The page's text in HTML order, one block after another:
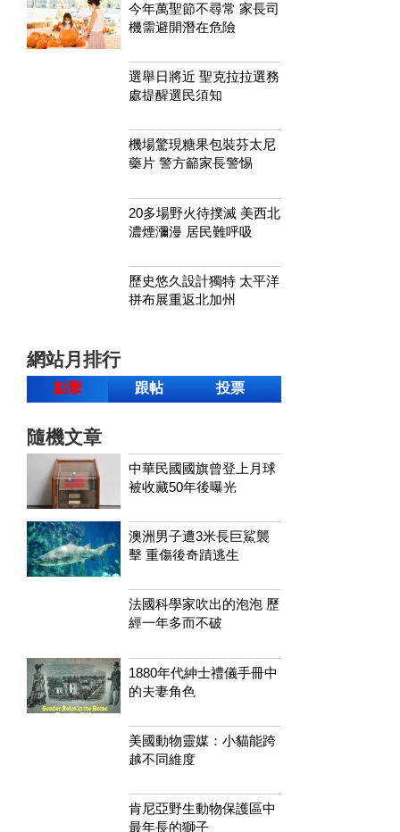
今年萬聖節不尋常 家長司
機需避開潛在危險
選舉日將近 聖克拉拉選務
處提醒選民須知
機場驚現糖果包裝芬太尼
藥片 警方籲家長警惕
20多場野火待撲滅 美西北
濃煙瀰漫 居民難呼吸
歷史悠久設計獨特 太平洋
拼布展重返北加州
網站月排行
點擊 跟帖 投票
隨機文章
中華民國國旗曾登上月球
被收藏50年後曝光
澳洲男子遭3米長巨鯊襲
擊 重傷後奇蹟逃生
法國科學家吹出的泡泡 歷
經一年多而不破
1880年代紳士禮儀手冊中
的夫妻角色
美國動物靈媒：小貓能跨
越不同維度
肯尼亞野生動物保護區中
最年長的獅子